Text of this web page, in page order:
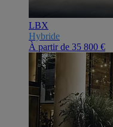
LBX
Hybride
À partir de 35 800 €